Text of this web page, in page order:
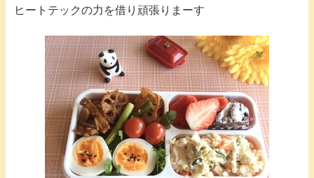
ヒートテックの力を借り頑張りまーす